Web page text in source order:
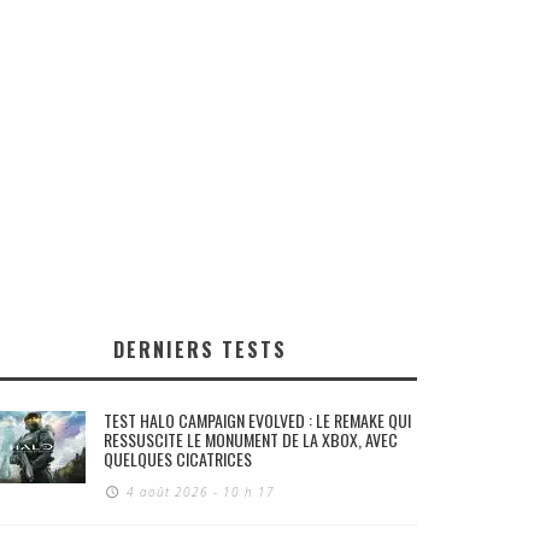
DERNIERS TESTS
TEST HALO CAMPAIGN EVOLVED : LE REMAKE QUI
RESSUSCITE LE MONUMENT DE LA XBOX, AVEC
QUELQUES CICATRICES
4 août 2026 - 10 h 17